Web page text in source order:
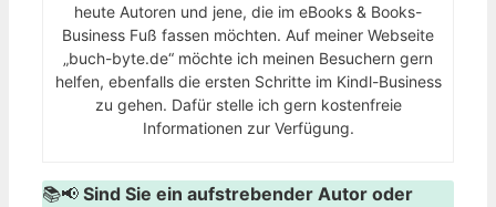
heute Autoren und jene, die im eBooks & Books-
Business Fuß fassen möchten. Auf meiner Webseite
„buch-byte.de“ möchte ich meinen Besuchern gern
helfen, ebenfalls die ersten Schritte im Kindl-Business
zu gehen. Dafür stelle ich gern kostenfreie
Informationen zur Verfügung.
📚📢 Sind Sie ein aufstrebender Autor oder